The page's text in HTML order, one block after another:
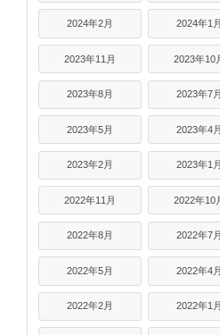
2024年2月 2024年1月
2023年11月 2023年10
2023年8月 2023年7月
2023年5月 2023年4月
2023年2月 2023年1月
2022年11月 2022年10
2022年8月 2022年7月
2022年5月 2022年4月
2022年2月 2022年1月